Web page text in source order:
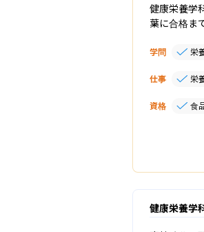
健康栄養学
葉に合格ま
学問 栄
仕事 栄
資格 食
健康栄養学